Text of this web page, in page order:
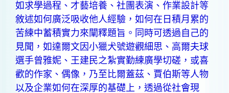
如求學過程、才藝培養、社團表演、作業設計等
敘述如何廣泛吸收他人經驗，如何在日積月累的
苦練中蓄積實力來闡釋題旨。同時可透過自己的
見聞，如達爾文因小獵犬號遊觀細思、高爾夫球
選手曾雅妮、王建民之紮實勤練廣學切磋，或喜
歡的作家、偶像，乃至比爾蓋茲、賈伯斯等人物
以及企業如何在深厚的基礎上，透過從社會現